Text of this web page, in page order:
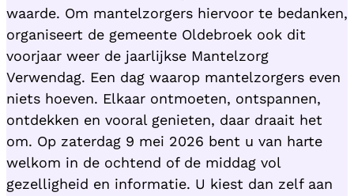
waarde. Om mantelzorgers hiervoor te bedanken,
organiseert de gemeente Oldebroek ook dit
voorjaar weer de jaarlijkse Mantelzorg
Verwendag. Een dag waarop mantelzorgers even
niets hoeven. Elkaar ontmoeten, ontspannen,
ontdekken en vooral genieten, daar draait het
om. Op zaterdag 9 mei 2026 bent u van harte
welkom in de ochtend of de middag vol
gezelligheid en informatie. U kiest dan zelf aan